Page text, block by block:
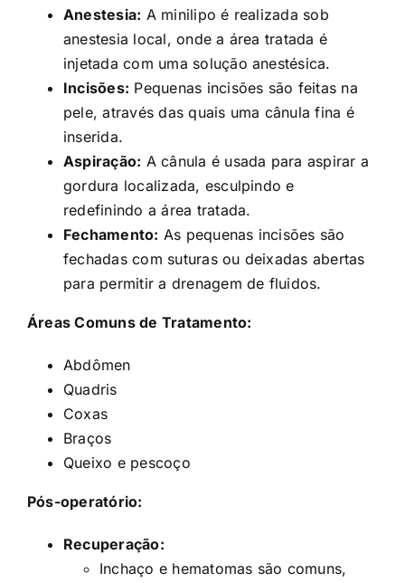
Anestesia: A minilipo é realizada sob
anestesia local, onde a área tratada é
injetada com uma solução anestésica.
Incisões: Pequenas incisões são feitas na
pele, através das quais uma cânula fina é
inserida.
Aspiração: A cânula é usada para aspirar a
gordura localizada, esculpindo e
redefinindo a área tratada.
Fechamento: As pequenas incisões são
fechadas com suturas ou deixadas abertas
para permitir a drenagem de fluidos.
Áreas Comuns de Tratamento:
Abdômen
Quadris
Coxas
Braços
Queixo e pescoço
Pós-operatório:
Recuperação:
Inchaço e hematomas são comuns,